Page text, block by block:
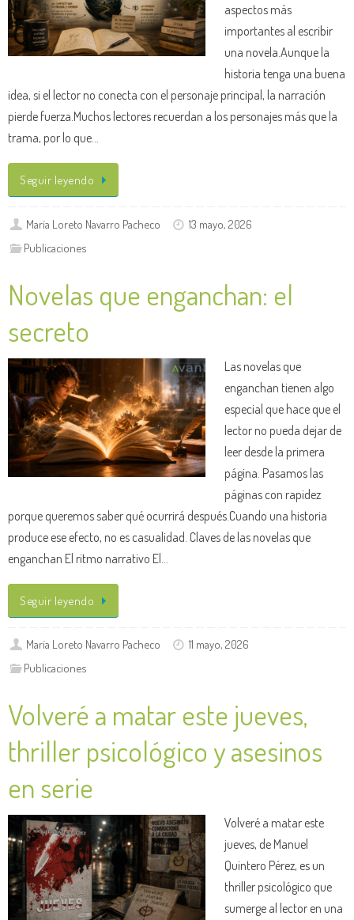
aspectos más
importantes al escribir
una novela.Aunque la
historia tenga una buena
idea, si el lector no conecta con el personaje principal, la narración
pierde fuerza.Muchos lectores recuerdan a los personajes más que la
trama, por lo que…
Seguir leyendo
María Loreto Navarro Pacheco
13 mayo, 2026
Publicaciones
Novelas que enganchan: el
secreto
Las novelas que
enganchan tienen algo
especial que hace que el
lector no pueda dejar de
leer desde la primera
página. Pasamos las
páginas con rapidez
porque queremos saber qué ocurrirá después.Cuando una historia
produce ese efecto, no es casualidad. Claves de las novelas que
enganchan El ritmo narrativo El…
Seguir leyendo
María Loreto Navarro Pacheco
11 mayo, 2026
Publicaciones
Volveré a matar este jueves,
thriller psicológico y asesinos
en serie
Volveré a matar este
jueves, de Manuel
Quintero Pérez, es un
thriller psicológico que
sumerge al lector en una